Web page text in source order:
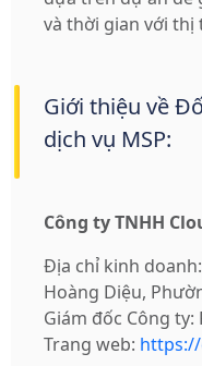
và thời gian với thị
Giới thiệu về
dịch vụ MSP:
Công ty TNHH
Địa chỉ kinh doanh:
Hoàng Diệu,
Giám đốc Công ty:
Trang web: